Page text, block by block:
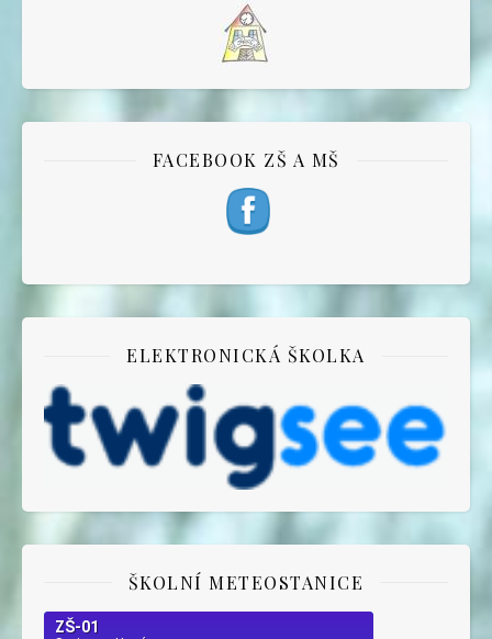
FACEBOOK ZŠ A MŠ
ELEKTRONICKÁ ŠKOLKA
ŠKOLNÍ METEOSTANICE